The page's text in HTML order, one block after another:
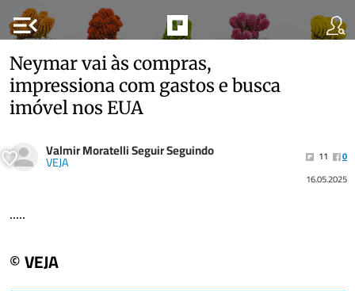
menu_open
Neymar vai às compras,
impressiona com gastos e busca
imóvel nos EUA
Valmir Moratelli Seguir Seguindo
VEJA 11
0
16.05.2025
.....
© VEJA